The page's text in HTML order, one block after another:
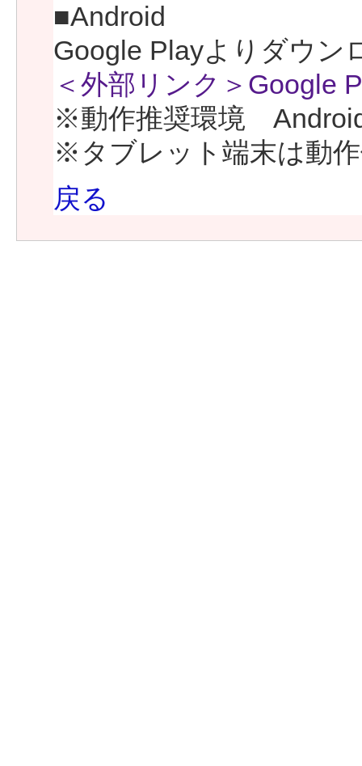
■Android
Google Playよりダウン
＜外部リンク＞Google
※動作推奨環境
※タブレット端末は動
戻る